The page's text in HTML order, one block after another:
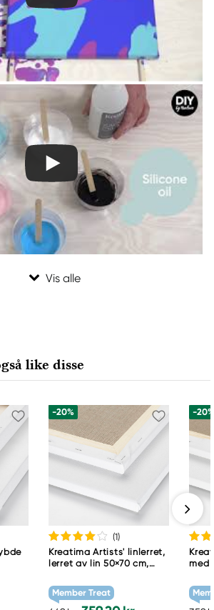
like disse
-20%
(1)
Kreatima Artists' linlerret,
lerret av lin 50×70 cm,
Member Treat
-
med